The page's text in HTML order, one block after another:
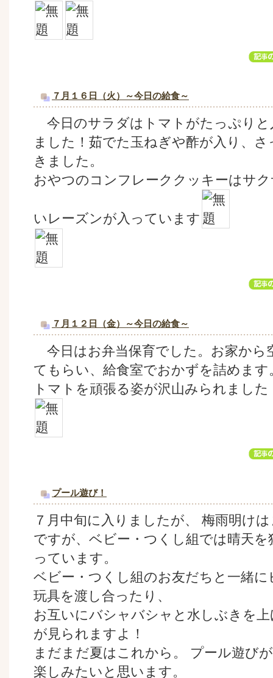
７月１６日（火）～今日の給食～
今日のサラダはトマトがたっぷり
ました！茹でた玉ねぎや酢が入り、
きました。
おやつのコンフレーククッキーはサ
いレーズンが入っています
７月１２日（金）～今日の給食～
今日はお弁当保育でした。お家から
てもらい、給食室でおかずを詰めま
トマトを頑張る姿が沢山みられました
プール遊び！
７月中旬に入りましたが、 梅雨明け
ですが、ベビー・つくし組では晴天
っています。
ベビー・つくし組のお友だちと一緒
玩具を渡し合ったり、
お互いにバシャバシャと水しぶきを
が見られますよ！
まだまだ夏はこれから。 プール遊び
楽しみたいと思います。